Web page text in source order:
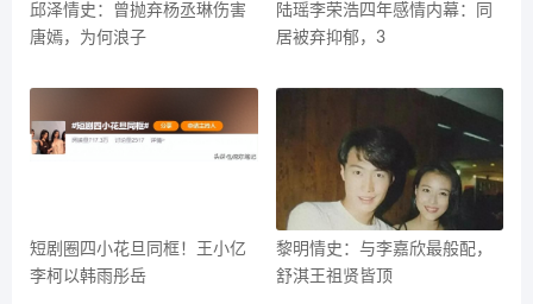
邱泽情史：曾抛弃杨丞琳伤害
唐嫣，为何浪子
陆瑶李荣浩四年感情内幕：同
居被弃抑郁，3
短剧圈四小花旦同框！王小亿
李柯以韩雨彤岳
黎明情史：与李嘉欣最般配，
舒淇王祖贤皆顶